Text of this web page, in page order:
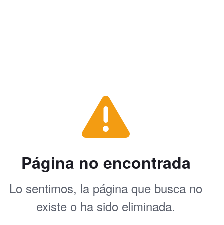
Página no encontrada
Lo sentimos, la página que busca no
existe o ha sido eliminada.